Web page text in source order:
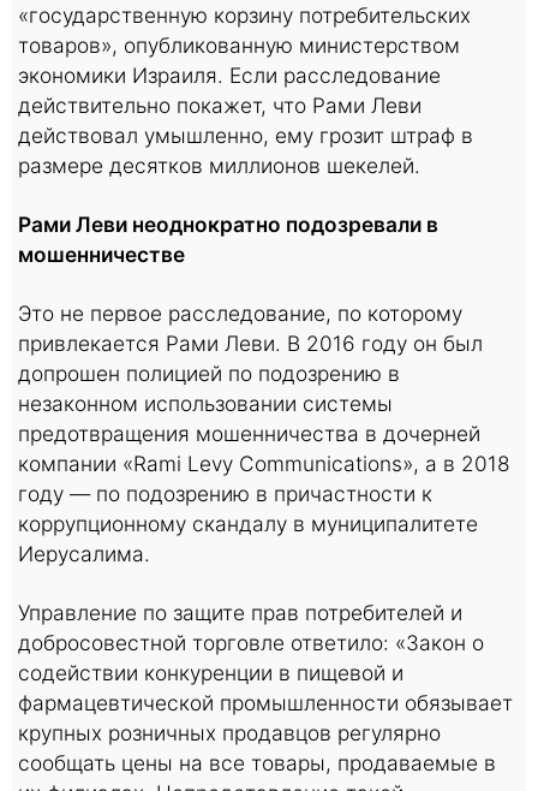
«государственную корзину потребительских
товаров», опубликованную министерством
экономики Израиля. Если расследование
действительно покажет, что Рами Леви
действовал умышленно, ему грозит штраф в
размере десятков миллионов шекелей.
Рами Леви неоднократно подозревали в
мошенничестве
Это не первое расследование, по которому
привлекается Рами Леви. В 2016 году он был
допрошен полицией по подозрению в
незаконном использовании системы
предотвращения мошенничества в дочерней
компании «Rami Levy Communications», а в 2018
году — по подозрению в причастности к
коррупционному скандалу в муниципалитете
Иерусалима.
Управление по защите прав потребителей и
добросовестной торговле ответило: «Закон о
содействии конкуренции в пищевой и
фармацевтической промышленности обязывает
крупных розничных продавцов регулярно
сообщать цены на все товары, продаваемые в